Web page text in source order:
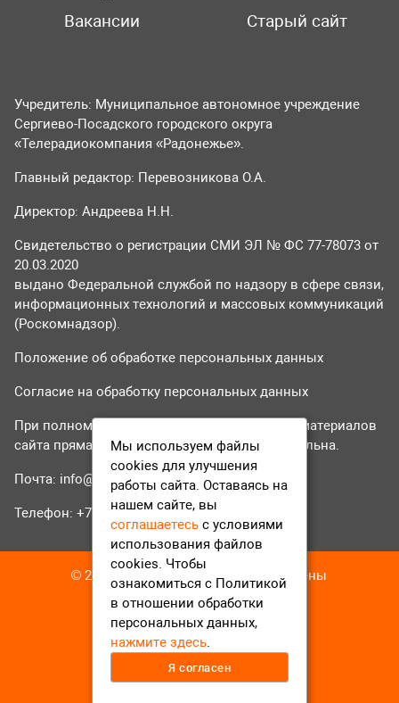
Вакансии
Старый сайт
Учредитель: Муниципальное автономное учреждение
Сергиево-Посадского городского округа
«Телерадиокомпания «Радонежье».
Главный редактор: Перевозникова О.А.
Директор: Андреева Н.Н.
Свидетельство о регистрации СМИ ЭЛ № ФС 77-78073 от
20.03.2020
выдано Федеральной службой по надзору в сфере связи,
информационных технологий и массовых коммуникаций
(Роскомнадзор).
Положение об обработке персональных данных
Согласие на обработку персональных данных
При полном или частичном использовании материалов
сайта прямая гиперссылка на tvr24.tv обязательна.
Почта: info@tvr24.tv
Телефон: +7 (496) 551-04-95
© 2016-2023 ТВР24 Все права защищены
Мы используем файлы
cookies для улучшения
работы сайта. Оставаясь на
нашем сайте, вы
соглашаетесь с условиями
использования файлов
cookies. Чтобы
ознакомиться с Политикой
в отношении обработки
персональных данных,
нажмите здесь.
Я согласен